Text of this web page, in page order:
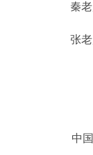
秦老
张老
中国